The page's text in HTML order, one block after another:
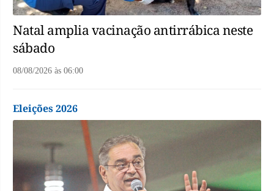
Natal amplia vacinação antirrábica neste
sábado
08/08/2026 às 06:00
Eleições 2026